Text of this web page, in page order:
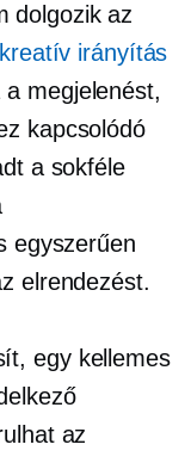
dolgozik az
kreatív irányítás
megjelenést,
kapcsolódó
a sokféle
egyszerűen
elrendezést.
egy kellemes
az